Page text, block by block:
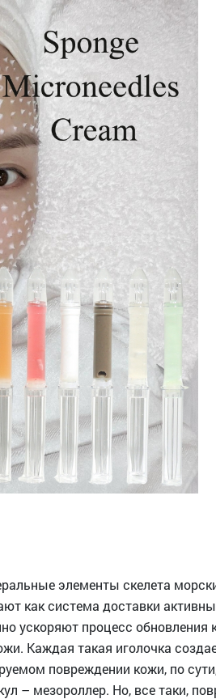
элементы скелета
как система доставки
ускоряют процесс обновления
Каждая такая иголочка
повреждении кожи, по
– мезороллер. Но, все таки,